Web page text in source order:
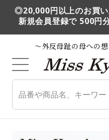
◎20,000円以上のお買
新規会員登録で 500円
～外反母趾の母への